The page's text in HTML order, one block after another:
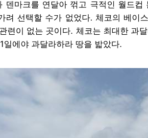
덴마크를 연달아 꺾고 극적인 월드컵
려 선택할 수가 없었다. 체코의 베이
련이 없는 곳이다. 체코는 최대한 과
일에야 과달라하라 땅을 밟았다.